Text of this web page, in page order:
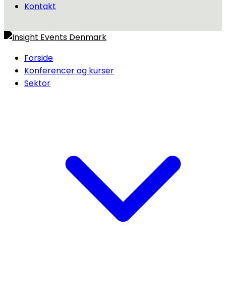
Kontakt
Forside
Konferencer og kurser
Sektor